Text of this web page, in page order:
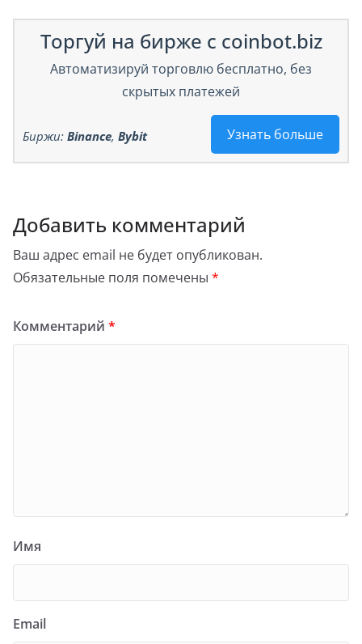
Торгуй на бирже с coinbot.biz
Автоматизируй торговлю бесплатно, без
скрытых платежей
Узнать больше
Биржи: Binance, Bybit
Добавить комментарий
Ваш адрес email не будет опубликован.
Обязательные поля помечены *
Комментарий *
Имя
Email